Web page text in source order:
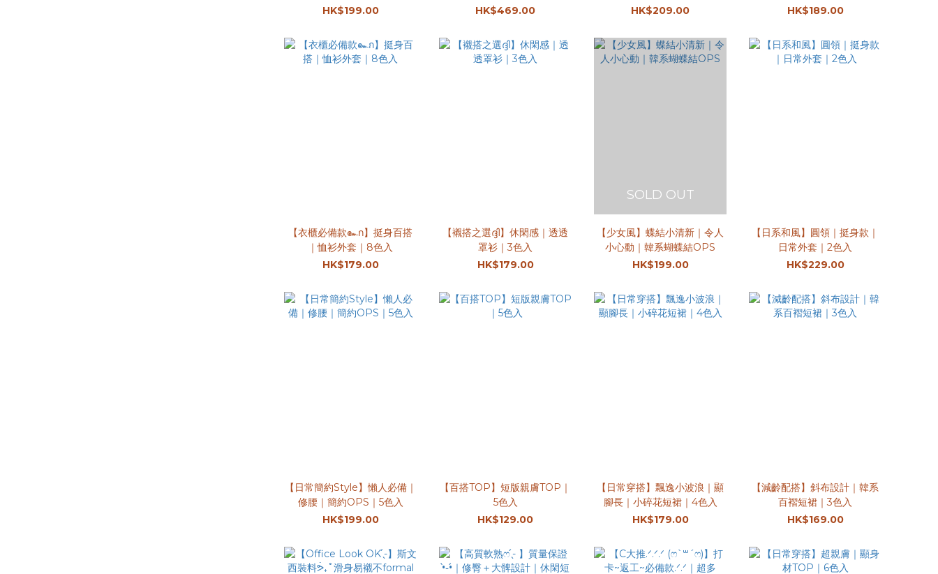
HK$199.00
Tweed Jacket｜2色入
HK$469.00
OPS｜4色入
HK$209.00
HK$189.00
【衣櫃必備款๛ก】挺身百搭
｜恤衫外套｜8色入
HK$179.00
【襯搭之選ദ്ദി】休閑感｜透透
罩衫｜3色入
HK$179.00
SOLD OUT
【少女風】蝶結小清新｜令人
小心動｜韓系蝴蝶結OPS
HK$199.00
【日系和風】圓領｜挺身款｜
日常外套｜2色入
HK$229.00
【日常簡約Style】懶人必備｜
修腰｜簡約OPS｜5色入
HK$199.00
【百搭TOP】短版親膚TOP｜
5色入
HK$129.00
【日常穿搭】飄逸小波浪｜顯
腳長｜小碎花短裙｜4色入
HK$179.00
【減齡配搭】斜布設計｜韓系
百褶短裙｜3色入
HK$169.00